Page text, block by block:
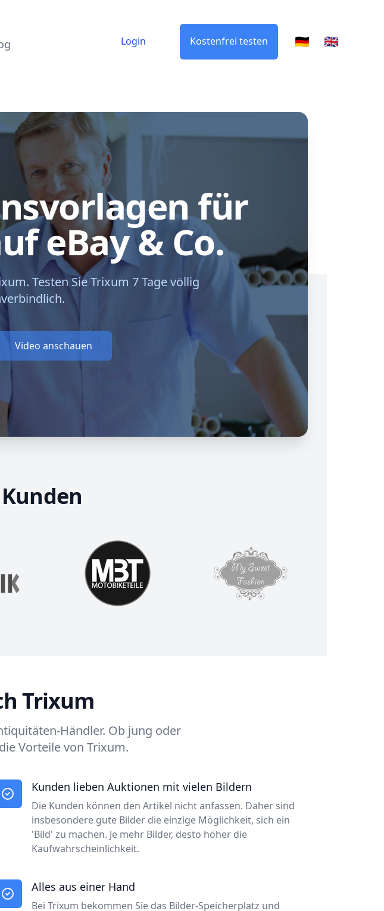
Login Kostenfrei testen 🇩🇪 🇬🇧
für
eBay & Co.
Testen Sie Trixum 7 Tage völlig
Video anschauen
Trixum
Händler. Ob jung oder
Vorteile von Trixum.
Kunden lieben Auktionen mit vielen Bildern
Die Kunden können den Artikel nicht anfassen. Daher sind
insbesondere gute Bilder die einzige Möglichkeit, sich ein
'Bild' zu machen. Je mehr Bilder, desto höher die
Kaufwahrscheinlichkeit.
Alles aus einer Hand
Bei Trixum bekommen Sie das Bilder-Speicherplatz und